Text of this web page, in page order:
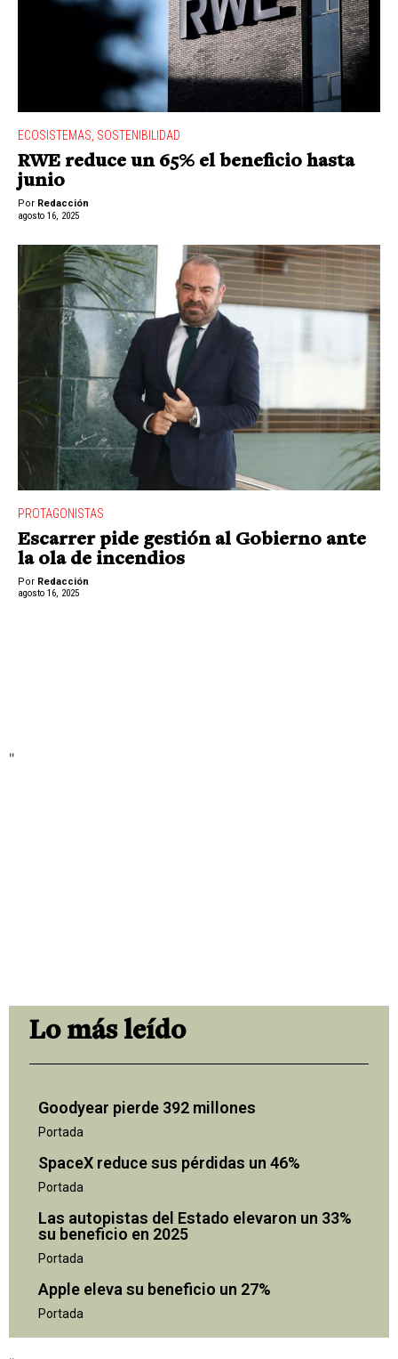
ECOSISTEMAS, SOSTENIBILIDAD
RWE reduce un 65% el beneficio hasta
junio
Por Redacción
agosto 16, 2025
PROTAGONISTAS
Escarrer pide gestión al Gobierno ante
la ola de incendios
Por Redacción
agosto 16, 2025
"
Lo más leído
Goodyear pierde 392 millones
Portada
SpaceX reduce sus pérdidas un 46%
Portada
Las autopistas del Estado elevaron un 33%
su beneficio en 2025
Portada
Apple eleva su beneficio un 27%
Portada